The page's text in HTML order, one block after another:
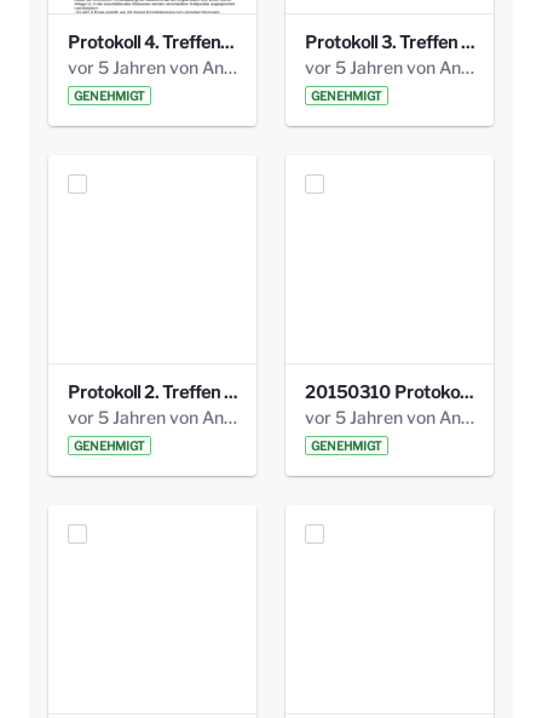
Protokoll 4. Treffen_20141113 AG Bismarckplatz.pdf
vor 5 Jahren von Anni Schlumberger
GENEHMIGT
Protokoll 3. Treffen 20141016 AG Bismarckplatz.pdf
vor 5 Jahren von Anni Schlumberger
GENEHMIGT
Protokoll 2. Treffen 20140315 AG Bismarckplatz.pdf
vor 5 Jahren von Anni Schlumberger
GENEHMIGT
20150310 Protokoll Bismarckplatz_UrbanG_02.pdf
vor 5 Jahren von Anni Schlumberger
GENEHMIGT